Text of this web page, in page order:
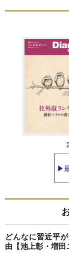
▶
どんなに習近平
由【池上彰・増田